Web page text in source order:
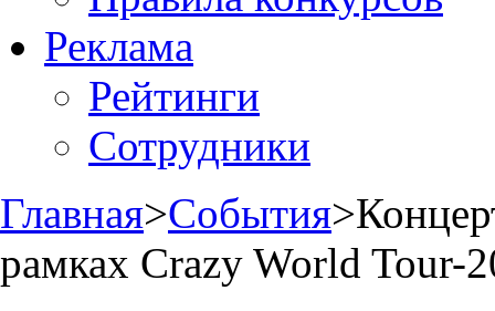
Реклама
Рейтинги
Сотрудники
Главная>События>
рамках Crazy World Tour-